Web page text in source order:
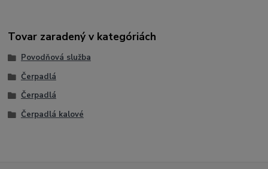
Tovar zaradený v kategóriách
Povodňová služba
Čerpadlá
Čerpadlá
Čerpadlá kalové